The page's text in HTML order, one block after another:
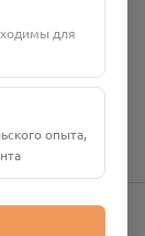
р-н
18
БАНК"
для
опыта,